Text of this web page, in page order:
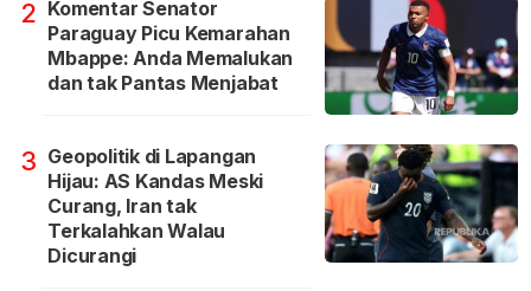
2 Komentar Senator
Paraguay Picu Kemarahan
Mbappe: Anda Memalukan
dan tak Pantas Menjabat
3 Geopolitik di Lapangan
Hijau: AS Kandas Meski
Curang, Iran tak
Terkalahkan Walau
Dicurangi